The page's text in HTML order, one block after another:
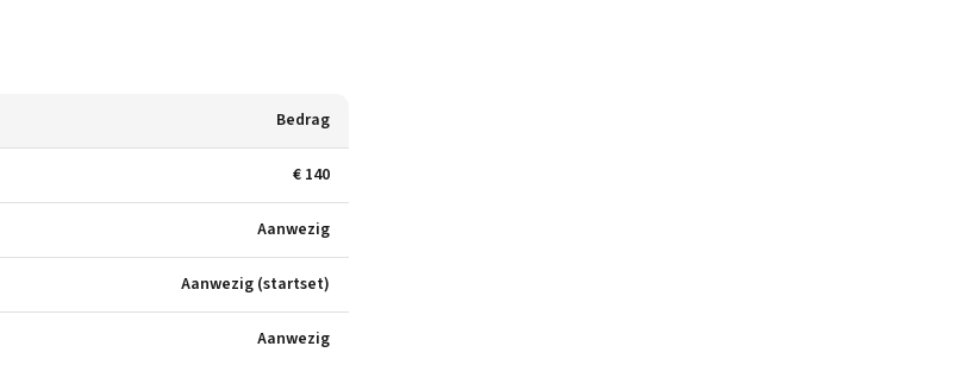
Bedrag
€ 140
Aanwezig
Aanwezig (startset)
Aanwezig